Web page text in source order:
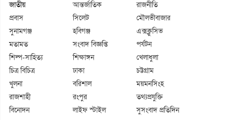
জাতীয় আন্তর্জাতিক
রাজনীতি
প্রবাস
সিলেট
মৌলভীবাজার
সুনামগঞ্জ
হবিগঞ্জ
এক্সক্লুসিভ
মতামত
সংবাদ বিজ্ঞপ্তি
পর্যটন
শিল্প-সাহিত্য
শিক্ষাঙ্গন
খেলাধুলা
চিত্র বিচিত্র
ঢাকা
চট্টগ্রাম
খুলনা
বরিশাল
ময়মনসিংহ
রাজশাহী
রংপুর
তথ্যপ্রযুক্তি
বিনোদন
লাইফ স্টাইল সুসংবাদ প্রতিদিন